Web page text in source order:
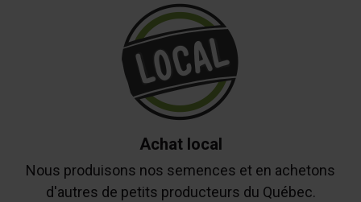
Achat local
Nous produisons nos semences et en achetons
d'autres de petits producteurs du Québec.